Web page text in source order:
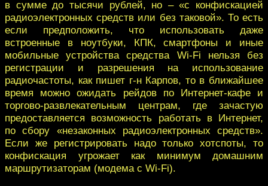
в сумме до тысячи рублей, но – «с конфискацией
радиоэлектронных средств или без таковой». То есть
если предположить, что использовать даже
встроенные в ноутбуки, КПК, смартфоны и иные
мобильные устройства средства Wi-Fi нельзя без
регистрации и разрешения на использование
радиочастоты, как пишет г-н Карпов, то в ближайшее
время можно ожидать рейдов по Интернет-кафе и
торгово-развлекательным центрам, где зачастую
предоставляется возможность работать в Интернет,
по сбору «незаконных радиоэлектронных средств».
Если же регистрировать надо только хотспоты, то
конфискация угрожает как минимум домашним
маршрутизаторам (модема с Wi-Fi).